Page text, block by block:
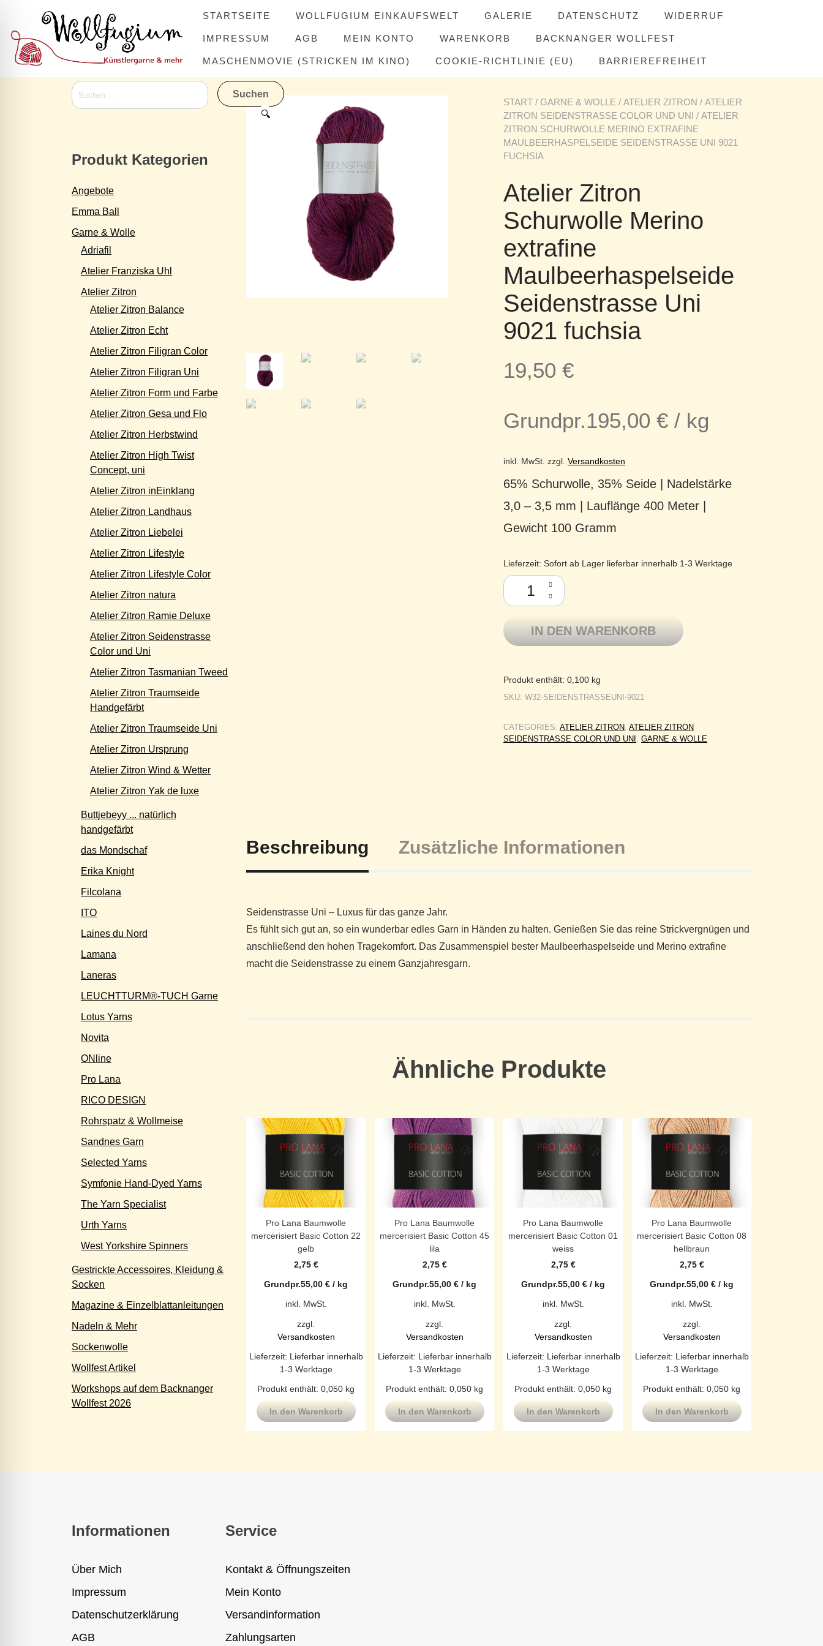
content
STARTSEITE WOLLFUGIUM EINKAUFSWELT GALERIE DATENSCHUTZ WIDERRUF
IMPRESSUM AGB MEIN KONTO WARENKORB BACKNANGER WOLLFEST
MASCHENMOVIE (STRICKEN IM KINO) COOKIE-RICHTLINIE (EU) BARRIEREFREIHEIT
🔍
START / GARNE & WOLLE / ATELIER ZITRON / ATELIER
ZITRON SEIDENSTRASSE COLOR UND UNI / ATELIER
ZITRON SCHURWOLLE MERINO EXTRAFINE
MAULBEERHASPELSEIDE SEIDENSTRASSE UNI 9021
FUCHSIA
Atelier Zitron
Schurwolle Merino
extrafine
Maulbeerhaspelseide
Seidenstrasse Uni
9021 fuchsia
19,50 €
Grundpr.195,00 € / kg
inkl. MwSt. zzgl. Versandkosten
65% Schurwolle, 35% Seide | Nadelstärke
3,0 – 3,5 mm | Lauflänge 400 Meter |
Gewicht 100 Gramm
Lieferzeit: Sofort ab Lager lieferbar innerhalb 1-3 Werktage
Atelier Zitron Schurwolle Merino extrafine Maulbeerhaspelseide
IN DEN WARENKORB
Produkt enthält: 0,100 kg
SKU: W32-SEIDENSTRASSEUNI-9021
CATEGORIES: ATELIER ZITRON ATELIER ZITRON
SEIDENSTRASSE COLOR UND UNI
GARNE & WOLLE
Beschreibung Zusätzliche Informationen
Seidenstrasse Uni – Luxus für das ganze Jahr.
Es fühlt sich gut an, so ein wunderbar edles Garn in Händen zu halten. Genießen Sie das reine Strickvergnügen und
anschließend den hohen Tragekomfort. Das Zusammenspiel bester Maulbeerhaspelseide und Merino extrafine
macht die Seidenstrasse zu einem Ganzjahresgarn.
Ähnliche Produkte
Pro Lana Baumwolle
mercerisiert Basic Cotton 22
gelb
2,75 €
Grundpr.55,00 € / kg
inkl. MwSt.
zzgl.
Versandkosten
Lieferzeit: Lieferbar innerhalb
1-3 Werktage
Produkt enthält: 0,050 kg
In den Warenkorb
Pro Lana Baumwolle
mercerisiert Basic Cotton 45
lila
2,75 €
Grundpr.55,00 € / kg
inkl. MwSt.
zzgl.
Versandkosten
Lieferzeit: Lieferbar innerhalb
1-3 Werktage
Produkt enthält: 0,050 kg
In den Warenkorb
Pro Lana Baumwolle
mercerisiert Basic Cotton 01
weiss
2,75 €
Grundpr.55,00 € / kg
inkl. MwSt.
zzgl.
Versandkosten
Lieferzeit: Lieferbar innerhalb
1-3 Werktage
Produkt enthält: 0,050 kg
In den Warenkorb
Pro Lana Baumwolle
mercerisiert Basic Cotton 08
hellbraun
2,75 €
Grundpr.55,00 € / kg
inkl. MwSt.
zzgl.
Versandkosten
Lieferzeit: Lieferbar innerhalb
1-3 Werktage
Produkt enthält: 0,050 kg
In den Warenkorb
Suchen
nach:
Produkt Kategorien
Angebote
Emma Ball
Garne & Wolle
Adriafil
Atelier Franziska Uhl
Atelier Zitron
Atelier Zitron Balance
Atelier Zitron Echt
Atelier Zitron Filigran Color
Atelier Zitron Filigran Uni
Atelier Zitron Form und Farbe
Atelier Zitron Gesa und Flo
Atelier Zitron Herbstwind
Atelier Zitron High Twist
Concept, uni
Atelier Zitron inEinklang
Atelier Zitron Landhaus
Atelier Zitron Liebelei
Atelier Zitron Lifestyle
Atelier Zitron Lifestyle Color
Atelier Zitron natura
Atelier Zitron Ramie Deluxe
Atelier Zitron Seidenstrasse
Color und Uni
Atelier Zitron Tasmanian Tweed
Atelier Zitron Traumseide
Handgefärbt
Atelier Zitron Traumseide Uni
Atelier Zitron Ursprung
Atelier Zitron Wind & Wetter
Atelier Zitron Yak de luxe
Buttjebeyy ... natürlich
handgefärbt
das Mondschaf
Erika Knight
Filcolana
ITO
Laines du Nord
Lamana
Laneras
LEUCHTTURM®-TUCH Garne
Lotus Yarns
Novita
ONline
Pro Lana
RICO DESIGN
Rohrspatz & Wollmeise
Sandnes Garn
Selected Yarns
Symfonie Hand-Dyed Yarns
The Yarn Specialist
Urth Yarns
West Yorkshire Spinners
Gestrickte Accessoires, Kleidung &
Socken
Magazine & Einzelblattanleitungen
Nadeln & Mehr
Sockenwolle
Wollfest Artikel
Workshops auf dem Backnanger
Wollfest 2026
Informationen
Über Mich
Impressum
Datenschutzerklärung
AGB
Service
Kontakt & Öffnungszeiten
Mein Konto
Versandinformation
Zahlungsarten